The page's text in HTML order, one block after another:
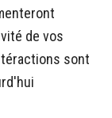
de vos
sont